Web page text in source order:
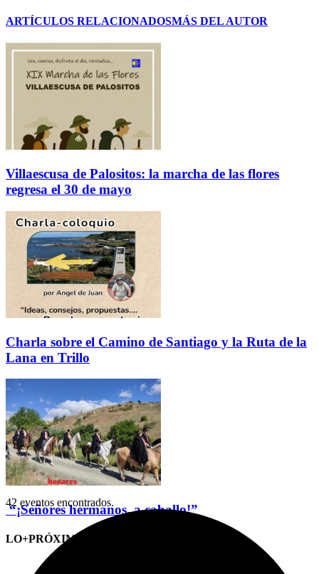
ARTÍCULOS RELACIONADOSMÁS DEL AUTOR
Villaescusa de Palositos: la marcha de las flores
regresa el 30 de mayo
Charla sobre el Camino de Santiago y la Ruta de la
Lana en Trillo
“¡Señores hermanos, a caballo!”
LO+PRÓXIMO (CITAS)
42 eventos encontrados.